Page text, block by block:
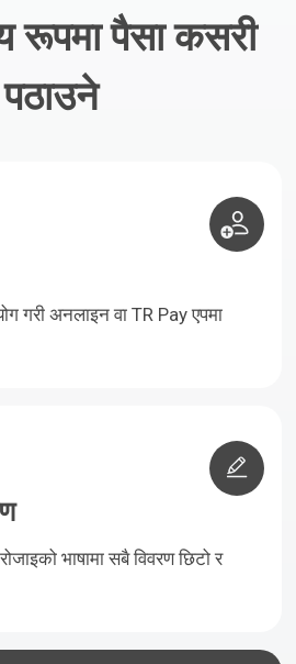
रूपमा पैसा कसरी
पठाउने
गरी अनलाइन वा TR Pay एपमा
भाषामा सबै विवरण छिटो र